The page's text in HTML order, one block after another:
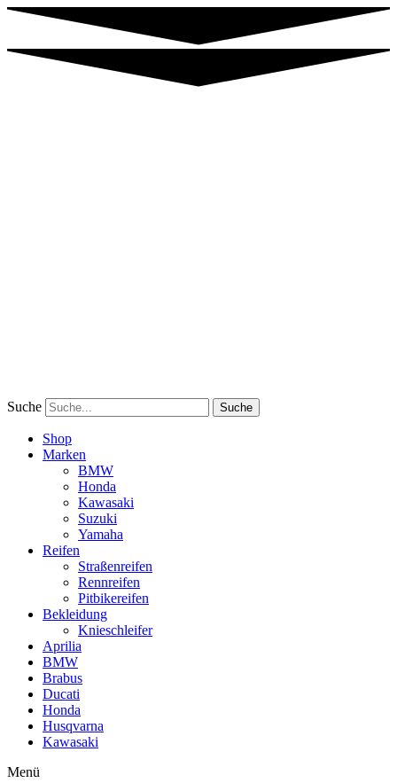
Suche Suche
Shop
Marken
BMW
Honda
Kawasaki
Suzuki
Yamaha
Reifen
Straßenreifen
Rennreifen
Pitbikereifen
Bekleidung
Knieschleifer
Aprilia
BMW
Brabus
Ducati
Honda
Husqvarna
Kawasaki
Menü